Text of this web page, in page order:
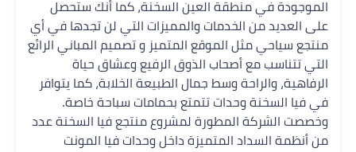
الموجودة في منطقة العين السخنة، كما أنك ستحصل
على العديد من الخدمات والمميزات التي لن تجدها في أي
منتجع سياحي مثل الموقع المتميز و تصميم المباني الرائع
التي تتناسب مع أصحاب الذوق الرفيع وعشاق حياة
الرفاهية، والراحة وسط جمال الطبيعة الخلابة، كما يتوافر
في فيا السخنة وحدات تتمتع بحمامات سباحة خاصة.
وخصصت الشركة المطورة لمشروع منتجع فيا السخنة عدد
من أنظمة السداد المتميزة داخل وحدات فيا المونت